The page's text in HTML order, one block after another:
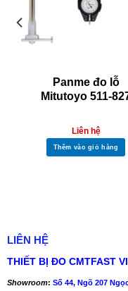
Panme đo lỗ
Mitutoyo 511-
Liên hệ
Thêm vào giỏ hàng
LIÊN HỆ
THIẾT BỊ ĐO CMTFAST
Showroom: Số 44, Ngõ 207